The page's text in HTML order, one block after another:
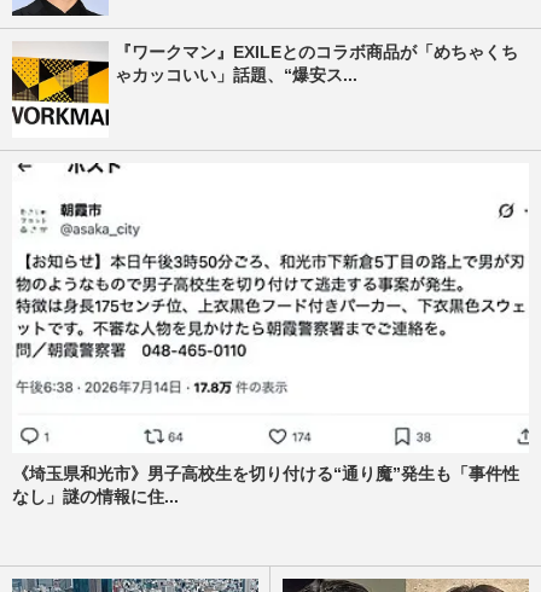
『ワークマン』EXILEとのコラボ商品が「めちゃくち
ゃカッコいい」話題、“爆安ス...
《埼玉県和光市》男子高校生を切り付ける“通り魔”発生も「事件性
なし」謎の情報に住...